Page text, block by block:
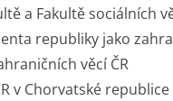
a Fakultě sociálních
republiky jako
věcí ČR
v Chorvatské republice